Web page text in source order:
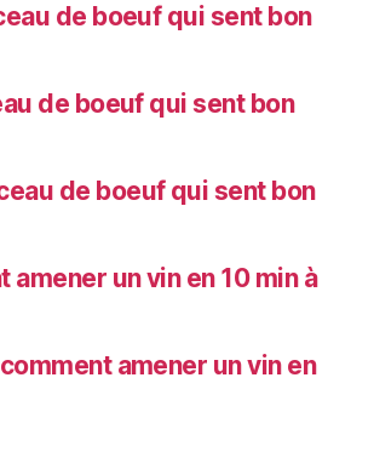
de boeuf qui sent bon
de boeuf qui sent bon
de boeuf qui sent bon
un vin en 10 min à
amener un vin en